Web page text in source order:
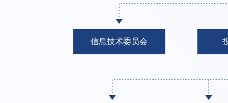
信息技术委员会